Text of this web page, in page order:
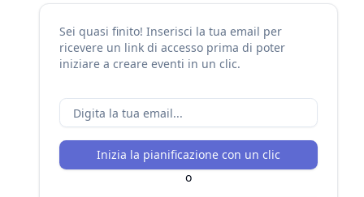
Sei quasi finito! Inserisci la tua email per
ricevere un link di accesso prima di poter
iniziare a creare eventi in un clic.
Inizia la pianificazione con un clic
o